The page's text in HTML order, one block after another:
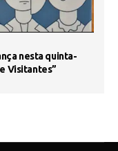
nesta quinta-
Visitantes”